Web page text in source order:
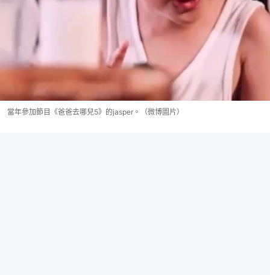
當年參加節目《爸爸去哪兒5》的jasper。（微博圖片）